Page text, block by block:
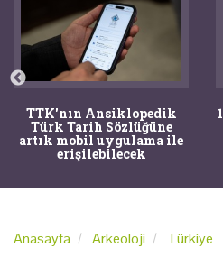
120 bin yıllık fosiller hâlâ
yaşayan türlere ait çıktı
ve nesli kurumuş bir tür
keşfedildi
Anasayfa Arkeoloji Türkiye